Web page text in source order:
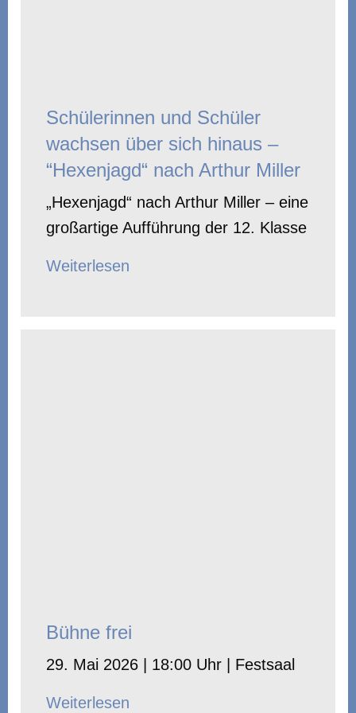
Schülerinnen und Schüler
wachsen über sich hinaus –
“Hexenjagd“ nach Arthur Miller
„Hexenjagd“ nach Arthur Miller – eine
großartige Aufführung der 12. Klasse
Weiterlesen
Bühne frei
29. Mai 2026 | 18:00 Uhr | Festsaal
Weiterlesen